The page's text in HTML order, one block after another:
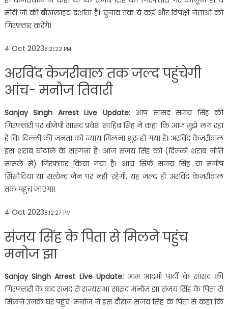
मोदी जी की बौखलाहट दर्शाता है। चुनाव तक ये कई और विपक्षी नेताओं को
गिरफ़्तार करेंगे।
4 Oct 20238:21:22 PM
अरविंद केजरीवाल तक जल्द पहुंचेगी
आंच- मनोज तिवारी
Sanjay Singh Arrest Live Update:आप सांसद संजय सिंह की
गिरफ्तारी पर बीजेपी सांसद प्रवेश साहिब सिंह ने कहा कि आज मुझे लग रहा
है कि दिल्ली की जनता को न्याय मिलना शुरू हो गया है। अरविंद केजरीवाल
इस शराब घोटाले के सरगना हैं। आज संजय सिंह को (दिल्ली शराब नीति
मामले में) गिरफ्तार किया गया है। आंच सिर्फ संजय सिंह या मनीष
सिसौदिया या सत्येन्द्र जैन पर नहीं रहेगी, यह जल्द ही अरविंद केजरीवाल
तक पहुंच जाएगा।
4 Oct 20238:12:27 PM
संजय सिंह के पिता से मिलने पहुंच
मनोज झा
Sanjay Singh Arrest Live Update: आम आदमी पार्टी के सांसद की
गिरफ्तारी के बाद राजद से राज्यसभा सांसद मनोज झा संजय सिंह के पिता से
मिलने उनके घर पहुंचे। मनोज ने इस दौरान संजय सिंह के पिता से कहा कि